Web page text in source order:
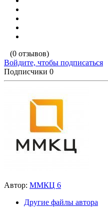
(0 отзывов)
Войдите, чтобы подписаться
Подписчики 0
Автор: ММКЦ 6
Другие файлы автора